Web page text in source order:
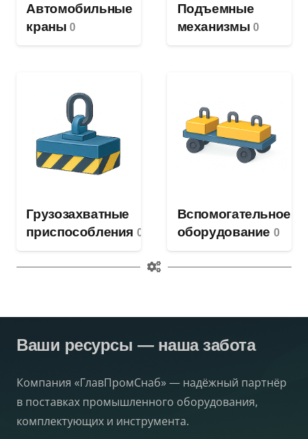
Автомобильные
краны0
Подъемные
механизмы 0
Грузозахватные
приспособления 0
Вспомогательное
оборудование 0
Ваши ресурсы — наша забота
Компания «ГлавПромСнаб» — надёжный партнёр
в поставках промышленного оборудования,
комплектующих и инструмента.